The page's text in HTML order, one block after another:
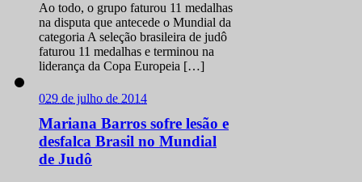
Ao todo, o grupo faturou 11 medalhas
na disputa que antecede o Mundial da
categoria A seleção brasileira de judô
faturou 11 medalhas e terminou na
liderança da Copa Europeia […]
Mariana Barros sofre lesão e
desfalca Brasil no Mundial
de Judô